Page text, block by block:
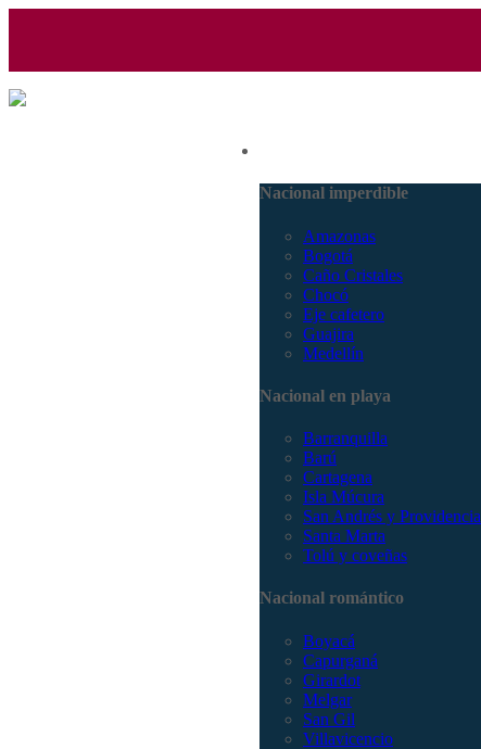
Nacional imperdible
Amazonas
Bogotá
Caño Cristales
Chocó
Eje cafetero
Guajira
Medellín
Nacional en playa
Barranquilla
Barú
Cartagena
Isla Múcura
San Andrés y Providencia
Santa Marta
Tolú y coveñas
Nacional romántico
Boyacá
Capurganá
Girardot
Melgar
San Gil
Villavicencio